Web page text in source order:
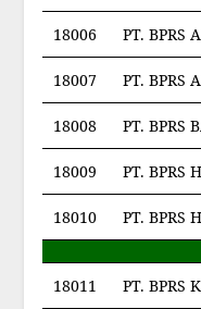
18006 PT. BPRS
18007 PT. BPRS
18008 PT. BPRS
18009 PT. BPRS
18010 PT. BPRS
18011 PT. BPRS